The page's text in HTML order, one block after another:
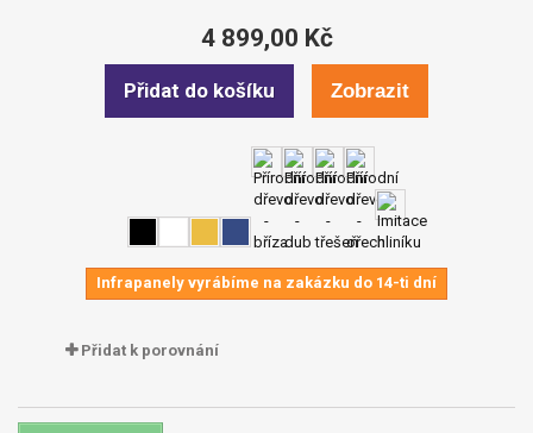
4 899,00 Kč
Přidat do košíku Zobrazit
Infrapanely vyrábíme na zakázku do 14-ti dní
Přidat k porovnání